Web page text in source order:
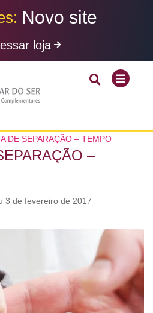
Novo site
loja
DE SEPARAÇÃO – TEMPO
–
3 de fevereiro de 2017